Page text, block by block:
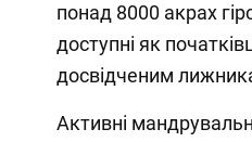
понад 8000 акрах
доступні як
досвідченим
Активні